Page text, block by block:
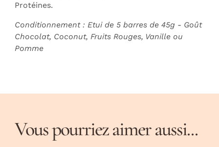
Protéines.
Conditionnement : Etui de 5 barres de 45g - Goût
Chocolat, Coconut, Fruits Rouges, Vanille ou
Pomme
Vous pourriez aimer aussi...